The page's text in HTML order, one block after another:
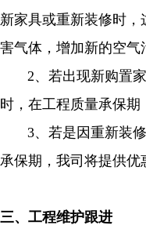
新家具或重新装修时
害气体，增加新的空气
2、若出现新购置家
时，在工程质量承保期
3、若是因重新装修
承保期，我司将提供优
三、工程维护跟进